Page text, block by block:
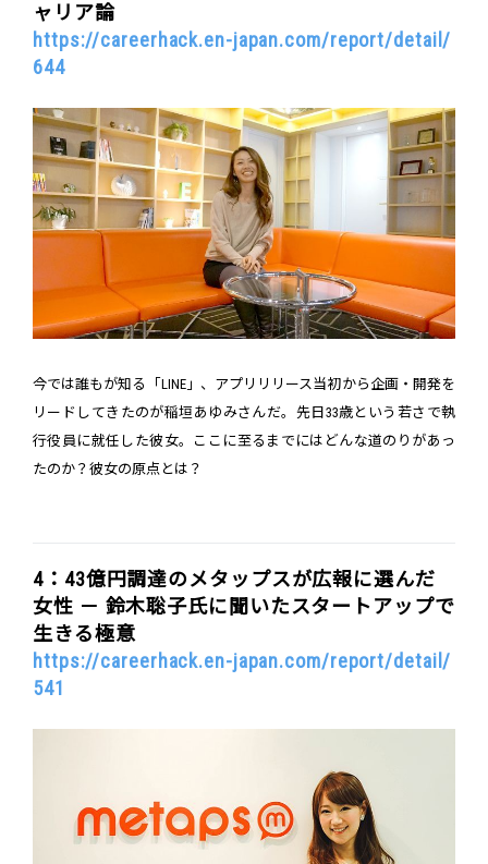
ャリア論
https://careerhack.en-japan.com/report/detail/
644
今では誰もが知る「LINE」、アプリリリース当初から企画・開発を
リードしてきたのが稲垣あゆみさんだ。先日33歳という若さで執
行役員に就任した彼女。ここに至るまでにはどんな道のりがあっ
たのか？彼女の原点とは？
4：43億円調達のメタップスが広報に選んだ
女性 － 鈴木聡子氏に聞いたスタートアップで
生きる極意
https://careerhack.en-japan.com/report/detail/
541